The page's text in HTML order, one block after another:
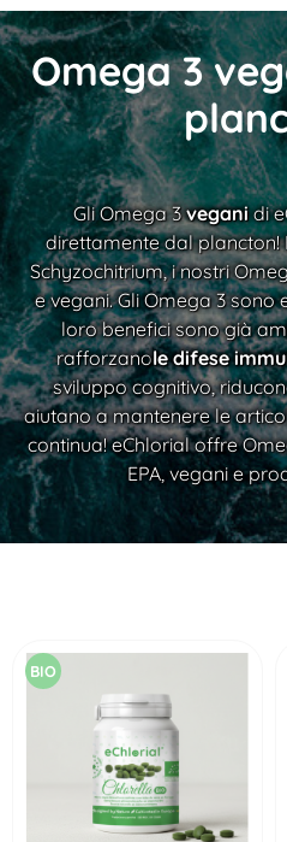
Omega 3
Gli Omega 3veganidi
direttamente dal
Schyzochitrium, i nostri
e vegani. Gli Omega 3 sono
loro benefici sono già
rafforzanole difese
sviluppo cognitivo,
aiutano a mantenere le
continua! eChlorial offre
EPA, vegani e
BIO